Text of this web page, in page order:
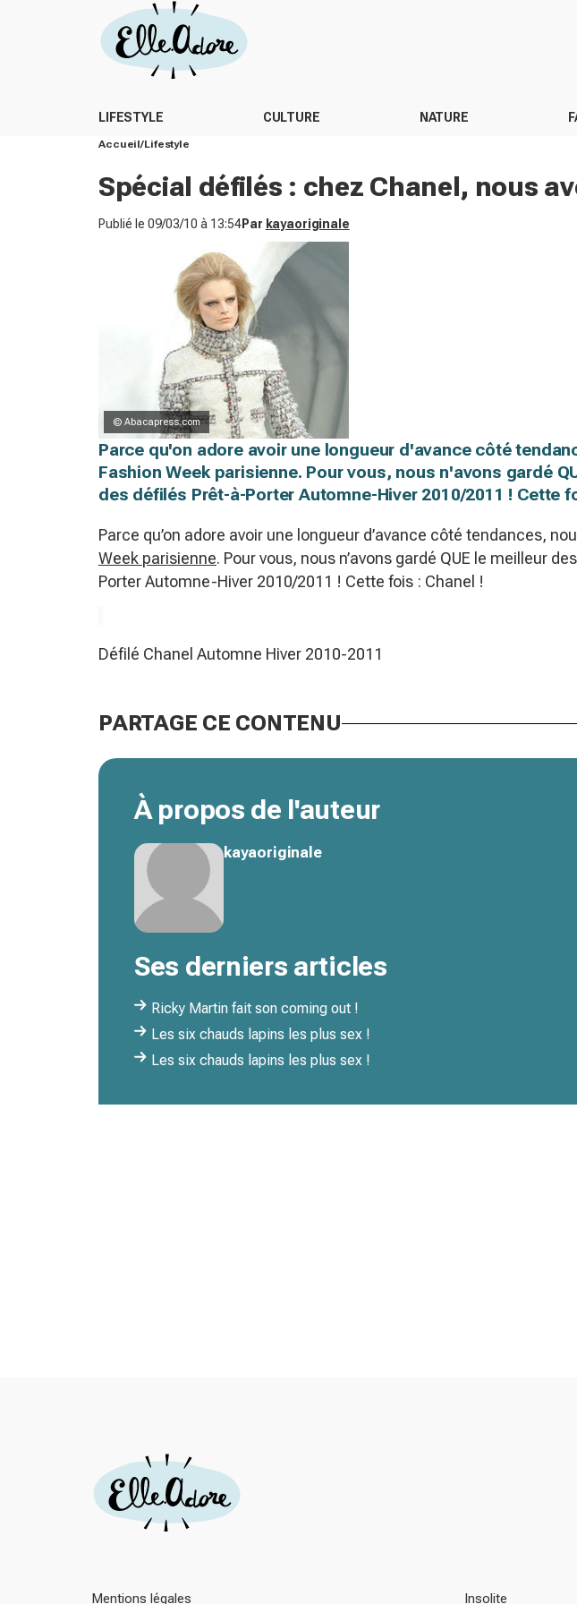
LIFESTYLE CULTURE NATURE
Accueil Lifestyle
Spécial défilés : chez Chanel, nous
Publié le 09/03/10 à 13:54Par kayaoriginale
© Abacapress.com
Parce qu'on adore avoir une longueur d'avance côté
Fashion Week parisienne. Pour vous, nous n'avons gardé
des défilés Prêt-à-Porter Automne-Hiver 2010/2011 ! Cette
Parce qu’on adore avoir une longueur d’avance côté tendances,
Week parisienne. Pour vous, nous n’avons gardé QUE le meilleur
Porter Automne-Hiver 2010/2011 ! Cette fois : Chanel !
Défilé Chanel Automne Hiver 2010-2011
PARTAGE CE CONTENU
À propos de l'auteur
kayaoriginale
Ses derniers articles
Ricky Martin fait son coming out !
Les six chauds lapins les plus sex !
Les six chauds lapins les plus sex !
Mentions légales Insolite